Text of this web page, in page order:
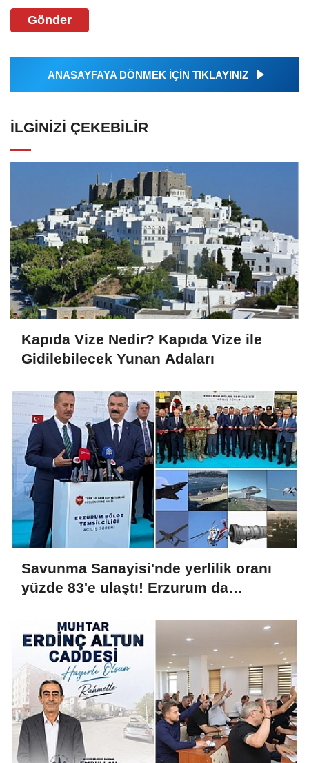
Gönder
ANASAYFAYA DÖNMEK İÇİN TIKLAYINIZ
İLGINIZI ÇEKEBILIR
Kapıda Vize Nedir? Kapıda Vize ile
Gidilebilecek Yunan Adaları
Savunma Sanayisi'nde yerlilik oranı
yüzde 83'e ulaştı! Erzurum da